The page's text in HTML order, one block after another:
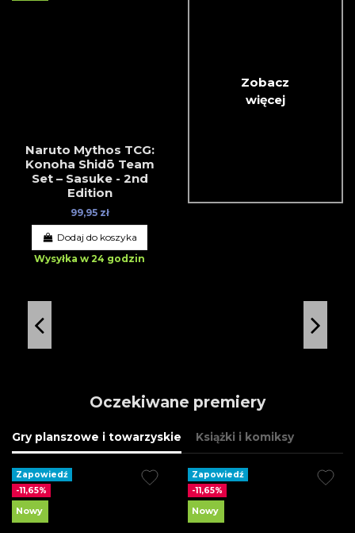
Naruto Mythos TCG:
Konoha Shidō Team
Set – Sasuke - 2nd
Edition
99,95 zł
Dodaj do koszyka
Wysyłka w 24 godzin
Zobacz
więcej
Oczekiwane premiery
Gry planszowe i towarzyskie Książki i komiksy
Zapowiedź
-11,65%
Nowy
Zapowiedź
-11,65%
Nowy